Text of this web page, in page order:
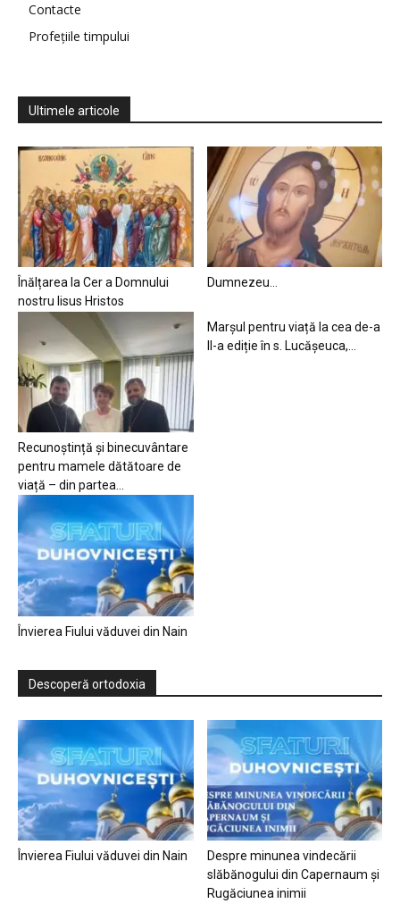
Contacte
Profețiile timpului
Ultimele articole
Înălțarea la Cer a Domnului
nostru Iisus Hristos
Dumnezeu…
Recunoștință și binecuvântare
pentru mamele dătătoare de
viață – din partea...
Marșul pentru viață la cea de-a
II-a ediție în s. Lucășeuca,...
Învierea Fiului văduvei din Nain
Descoperă ortodoxia
Învierea Fiului văduvei din Nain
Despre minunea vindecării
slăbănogului din Capernaum și
Rugăciunea inimii